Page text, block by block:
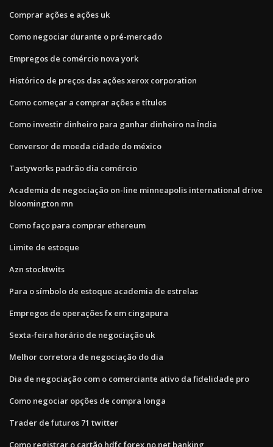
Comprar ações e ações uk
Como negociar durante o pré-mercado
Empregos de comércio nova york
Histórico de preços das ações xerox corporation
Como começar a comprar ações e títulos
Como investir dinheiro para ganhar dinheiro na Índia
Conversor de moeda cidade do méxico
Tastyworks padrão dia comércio
Academia de negociação on-line minneapolis international drive
bloomington mn
Como faço para comprar ethereum
Limite de estoque
Azn stocktwits
Para o símbolo de estoque academia de estrelas
Empregos de operações fx em cingapura
Sexta-feira horário de negociação uk
Melhor corretora de negociação do dia
Dia de negociação com o comerciante ativo da fidelidade pro
Como negociar opções de compra longa
Trader de futuros 71 twitter
Como registrar o cartão hdfc forex no net banking